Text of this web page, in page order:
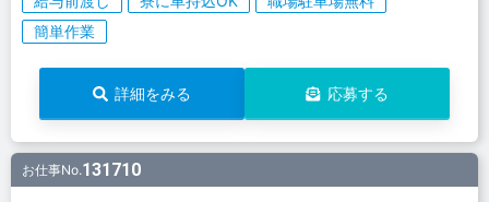
簡単作業
詳細をみる 応募する
お仕事No.131710